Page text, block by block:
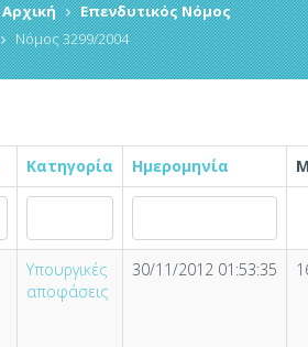
Αρχική
Επενδυτικός Νόμος
Νόμος 3299/2004
Κατηγορία Ημερομηνία
Υπουργικές
αποφάσεις
30/11/2012 01:53:35